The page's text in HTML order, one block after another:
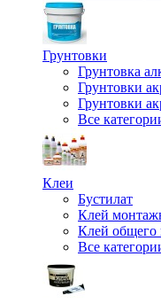
Грунтовки
Грунтовка
Грунтовки
Грунтовки
Все
Клеи
Бустилат
Клей
Клей общего
Все